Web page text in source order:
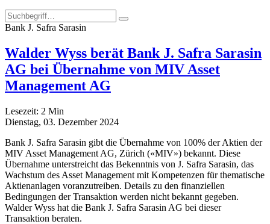
Bank J. Safra Sarasin
Walder Wyss berät Bank J. Safra Sarasin
AG bei Übernahme von MIV Asset
Management AG
Lesezeit: 2 Min
Dienstag, 03. Dezember 2024
Bank J. Safra Sarasin gibt die Übernahme von 100% der Aktien der
MIV Asset Management AG, Zürich («MIV») bekannt. Diese
Übernahme unterstreicht das Bekenntnis von J. Safra Sarasin, das
Wachstum des Asset Management mit Kompetenzen für thematische
Aktienanlagen voranzutreiben. Details zu den finanziellen
Bedingungen der Transaktion werden nicht bekannt gegeben.
Walder Wyss hat die Bank J. Safra Sarasin AG bei dieser
Transaktion beraten.